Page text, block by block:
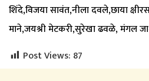
शिंदे,विजया सावंत,नीला दवले,छाया
माने,जयश्री मेटकरी,सुरेखा ढवळे, मंगल
Post Views: 87